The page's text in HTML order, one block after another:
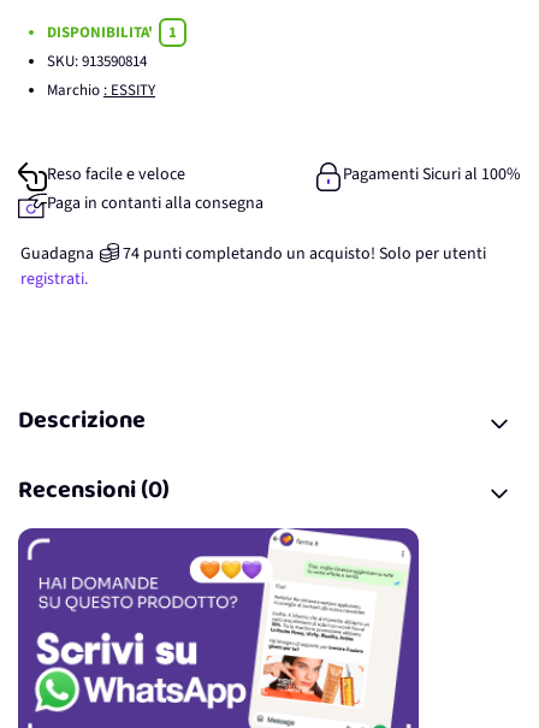
DISPONIBILITA'
1
SKU:913590814
Marchio : ESSITY
Reso facile e veloce
Pagamenti Sicuri al 100%
Paga in contanti alla consegna
Guadagna 74 punticompletando un acquisto! Solo per utenti
registrati.
Descrizione
Recensioni (0)